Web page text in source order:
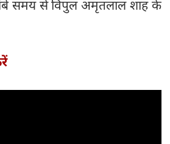
समय से विपुल अमृतलाल शाह के